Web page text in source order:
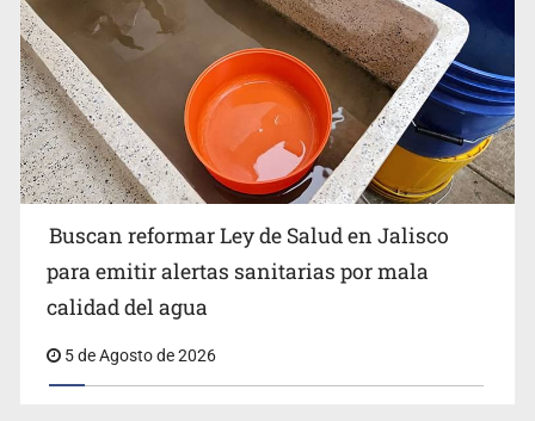
Estados Unidos eleva recompensas contra líderes del
Buscan reformar Ley de Salud en Jalisco
para emitir alertas sanitarias por mala
calidad del agua
5 de Agosto de 2026